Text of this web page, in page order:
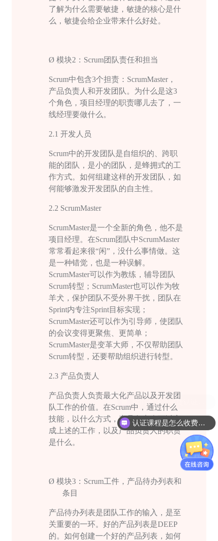
了解为什么需要敏捷，敏捷的核心是什
么，敏捷会给企业带来什么好处。
Ø 模块2 ： Scrum团队责任和担当
Scrum中包含3个担责： ScrumMaster，
产品负责人和开发团队。为什么是这3
个角色，项目经理的职责哪儿去了，一
线经理要做什么。
2.1 开发人员
Scrum中的开发团队是自组织的、跨职
能的团队，是小的团队，是蜂拥式的工
作方式。如何组建这样的开发团队，如
何能够激发开发团队的自主性。
2.2 ScrumMaster
ScrumMaster是一个全新的角色，他不是
项目经理。在Scrum团队中ScrumMaster
常常看起来很“闲”，没什么事情做。这
是一种错觉，也是一种误解。
ScrumMaster可以作为教练，辅导团队
Scrum转型； ScrumMaster也可以作为牧
羊犬，保护团队不受外界干扰，团队在
Sprint内专注Sprint目标实现；
ScrumMaster还可以作为引导师，使团队
的会议变得更聚焦、更简单；
ScrumMaster是变革大师，不仅帮助团队
Scrum转型，还要帮助组织进行转型。
2.3 产品负责人
产品负责人负责最大化产品以及开发团
队工作的价值。在Scrum中，通过什么
技能，以什么方式，产品负责人可以完
成上述的工作，以及产品负责人的职责
是什么。
Ø 模块3 ： Scrum工件，产品待办列表和
条目
产品待办列表是团队工作的输入，是至
关重要的一环。好的产品列表是DEEP
的。如何创建一个好的产品列表，如何
认证课程是怎么收费的呢